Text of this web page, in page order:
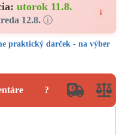
utorok 11.8.
12.8. ⓘ
i
praktický darček - na výber
?